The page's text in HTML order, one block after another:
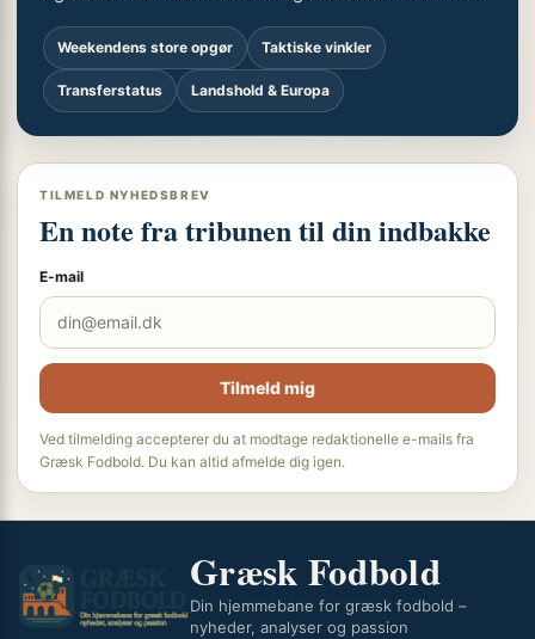
Weekendens store opgør Taktiske vinkler
Transferstatus Landshold & Europa
TILMELD NYHEDSBREV
En note fra tribunen til din indbakke
E-mail
Tilmeld mig
Ved tilmelding accepterer du at modtage redaktionelle e-mails fra
Græsk Fodbold. Du kan altid afmelde dig igen.
Græsk Fodbold
Din hjemmebane for græsk fodbold –
nyheder, analyser og passion